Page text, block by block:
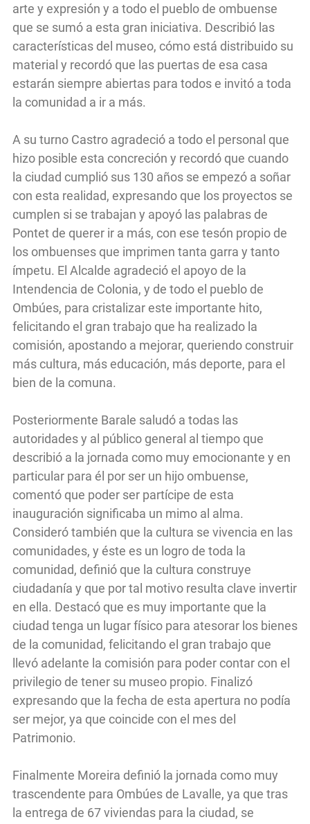
arte y expresión y a todo el pueblo de ombuense
que se sumó a esta gran iniciativa. Describió las
características del museo, cómo está distribuido su
material y recordó que las puertas de esa casa
estarán siempre abiertas para todos e invitó a toda
la comunidad a ir a más.
A su turno Castro agradeció a todo el personal que
hizo posible esta concreción y recordó que cuando
la ciudad cumplió sus 130 años se empezó a soñar
con esta realidad, expresando que los proyectos se
cumplen si se trabajan y apoyó las palabras de
Pontet de querer ir a más, con ese tesón propio de
los ombuenses que imprimen tanta garra y tanto
ímpetu. El Alcalde agradeció el apoyo de la
Intendencia de Colonia, y de todo el pueblo de
Ombúes, para cristalizar este importante hito,
felicitando el gran trabajo que ha realizado la
comisión, apostando a mejorar, queriendo construir
más cultura, más educación, más deporte, para el
bien de la comuna.
Posteriormente Barale saludó a todas las
autoridades y al público general al tiempo que
describió a la jornada como muy emocionante y en
particular para él por ser un hijo ombuense,
comentó que poder ser partícipe de esta
inauguración significaba un mimo al alma.
Consideró también que la cultura se vivencia en las
comunidades, y éste es un logro de toda la
comunidad, definió que la cultura construye
ciudadanía y que por tal motivo resulta clave invertir
en ella. Destacó que es muy importante que la
ciudad tenga un lugar físico para atesorar los bienes
de la comunidad, felicitando el gran trabajo que
llevó adelante la comisión para poder contar con el
privilegio de tener su museo propio. Finalizó
expresando que la fecha de esta apertura no podía
ser mejor, ya que coincide con el mes del
Patrimonio.
Finalmente Moreira definió la jornada como muy
trascendente para Ombúes de Lavalle, ya que tras
la entrega de 67 viviendas para la ciudad, se